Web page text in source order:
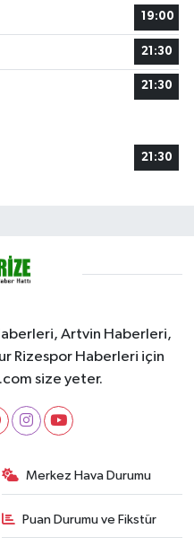
19:00
21:30
21:30
21:30
Artvin Haberleri,
Rizespor Haberleri için
size yeter.
Merkez Hava Durumu
Puan Durumu ve Fikstür